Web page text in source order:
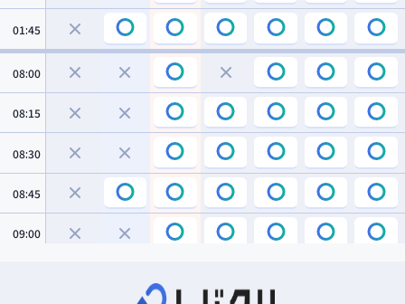
01:45
08:00
08:15
08:30
08:45
09:00